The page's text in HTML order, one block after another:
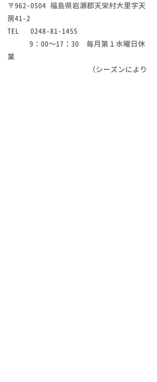
〒962-0504 福島県岩瀬郡天栄村大里字天
房41-2
TEL 0248-81-1455
9：00～17：30 毎月第１水曜日休
業
（シーズンにより